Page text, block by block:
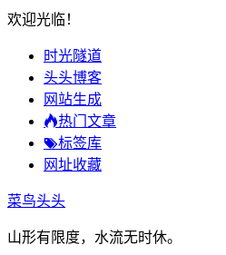
欢迎光临！
时光隧道
头头博客
网站生成
热门文章
标签库
网址收藏
菜鸟头头
山形有限度，水流无时休。